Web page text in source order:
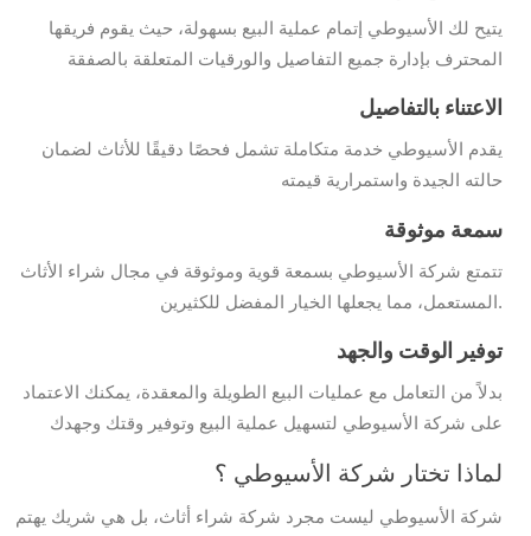
يتيح لك الأسيوطي إتمام عملية البيع بسهولة، حيث يقوم فريقها
المحترف بإدارة جميع التفاصيل والورقيات المتعلقة بالصفقة
الاعتناء بالتفاصيل
يقدم الأسيوطي خدمة متكاملة تشمل فحصًا دقيقًا للأثاث لضمان
حالته الجيدة واستمرارية قيمته
سمعة موثوقة
تتمتع شركة الأسيوطي بسمعة قوية وموثوقة في مجال شراء الأثاث
المستعمل، مما يجعلها الخيار المفضل للكثيرين.
توفير الوقت والجهد
بدلاً من التعامل مع عمليات البيع الطويلة والمعقدة، يمكنك الاعتماد
على شركة الأسيوطي لتسهيل عملية البيع وتوفير وقتك وجهدك
لماذا تختار شركة الأسيوطي ؟
شركة الأسيوطي ليست مجرد شركة شراء أثاث، بل هي شريك يهتم